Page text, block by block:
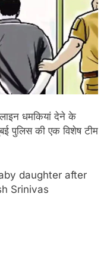
धमकियां देने के
पुलिस की एक विशेष टीम
daughter after
Srinivas